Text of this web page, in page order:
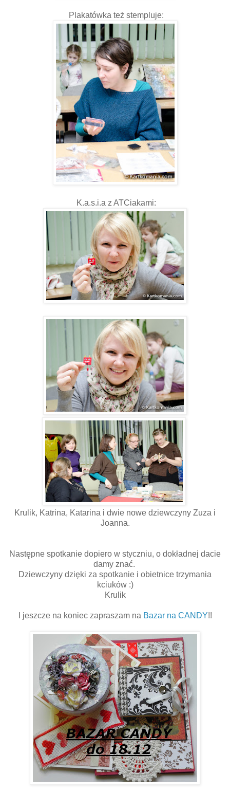
Plakatówka też stempluje:
K.a.s.i.a z ATCiakami:
Krulik, Katrina, Katarina i dwie nowe dziewczyny Zuza i
Joanna.
Następne spotkanie dopiero w styczniu, o dokładnej dacie
damy znać.
Dziewczyny dzięki za spotkanie i obietnice trzymania
kciuków :)
Krulik
I jeszcze na koniec zapraszam na Bazar na CANDY!!